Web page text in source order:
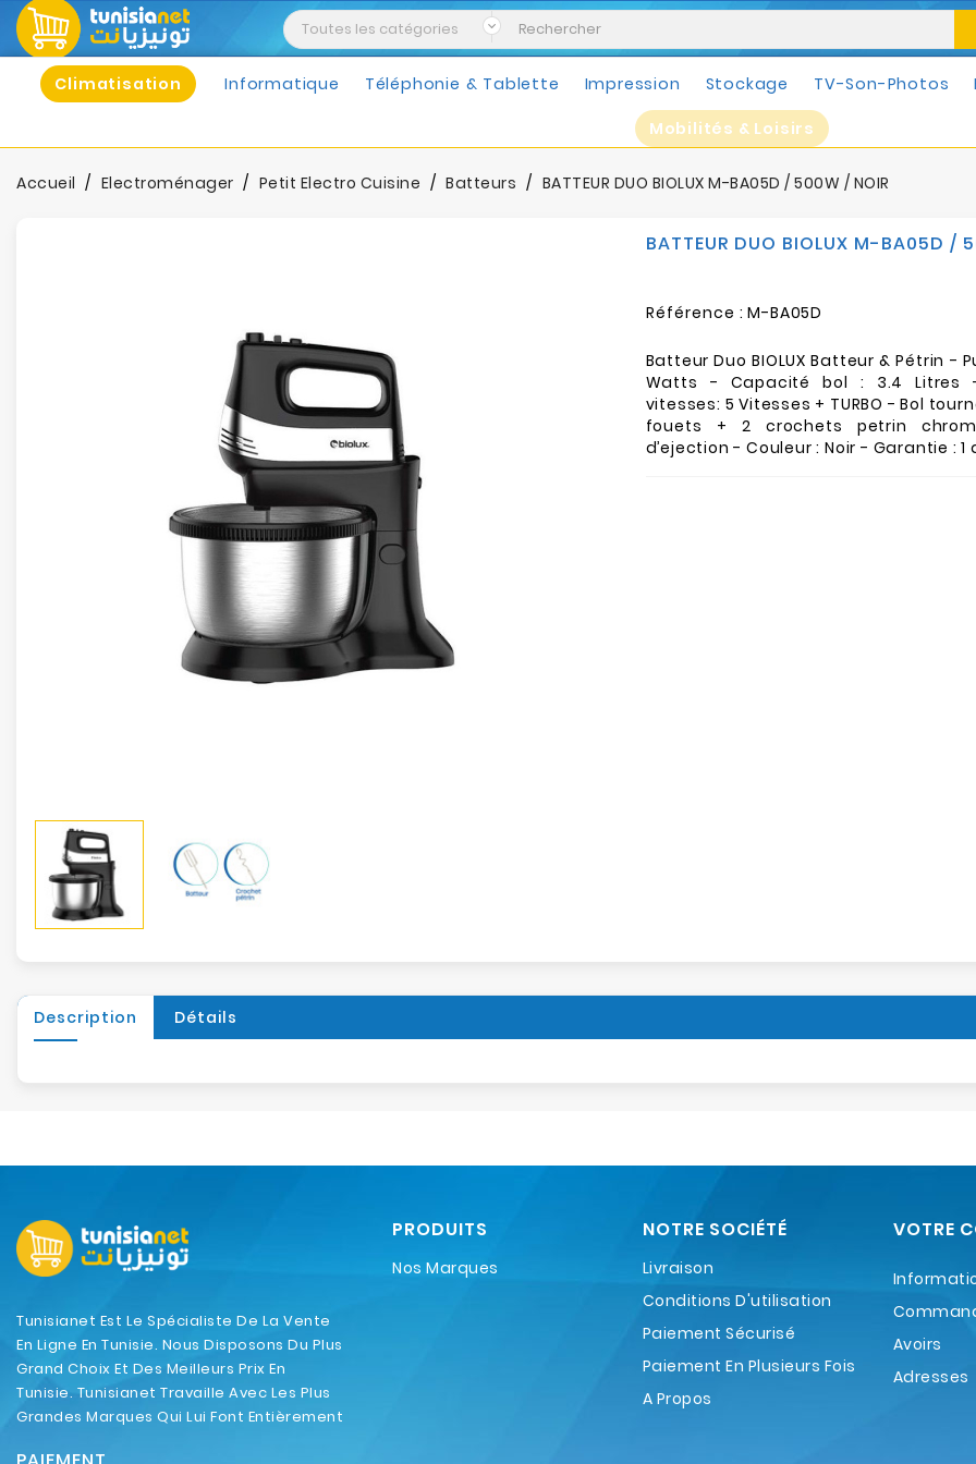
Climatisation Informatique Téléphonie & Tablette Impression Stockage TV-Son-Photos
Mobilités & Loisirs
Accueil Electroménager Petit Electro Cuisine Batteurs BATTEUR DUO BIOLUX M-BA05D / 500W / NOIR
BATTEUR DUO BIOLUX M-BA05D /
Référence : M-BA05D
Batteur Duo BIOLUX Batteur & Pétrin -
Watts - Capacité bol : 3.4 Litres
vitesses: 5 Vitesses + TURBO - Bol
fouets + 2 crochets petrin
d’ejection - Couleur : Noir - Garantie : 1
Description Détails
Tunisianet Est Le Spécialiste De La Vente
En Ligne En Tunisie. Nous Disposons Du Plus
Grand Choix Et Des Meilleurs Prix En
Tunisie. Tunisianet Travaille Avec Les Plus
Grandes Marques Qui Lui Font Entièrement
PRODUITS
Nos Marques
NOTRE SOCIÉTÉ
Livraison
Conditions D'utilisation
Paiement Sécurisé
Paiement En Plusieurs Fois
A Propos
VOTRE
Avoirs
Adresses